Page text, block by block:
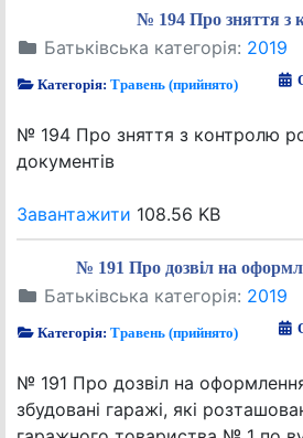
№ 194 Про зняття з
Батьківська категорія: 2019
Категорія:Травень (прийнято)
№ 194 Про зняття з контролю
документів
Завантажити 108.56 KB
№ 191 Про дозвіл на
Батьківська категорія: 2019
Категорія:Травень (прийнято)
№ 191 Про дозвіл на
збудовані гаражі, які